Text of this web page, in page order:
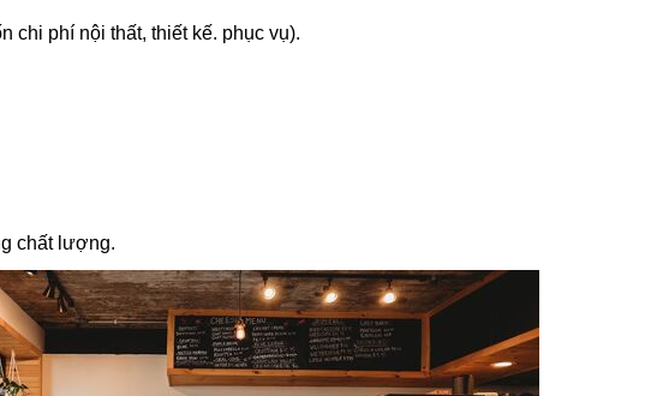
chi phí nội thất, thiết kế. phục vụ).
chất lượng.